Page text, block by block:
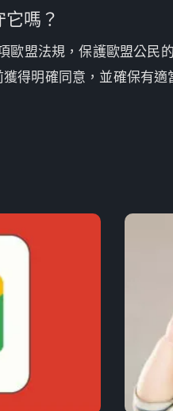
嗎？
歐盟法規，保護歐盟公
得明確同意，並確保有